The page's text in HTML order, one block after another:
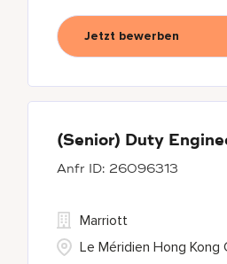
Jetzt bewerben
(Senior) Duty
26096313
Marriott
Le Méridien Hong